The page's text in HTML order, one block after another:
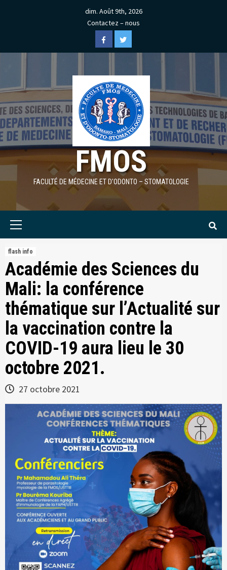
dim. Août 9th, 2026
Contactez – nous
FacebookTwitter
FMOS
FACULTÉ DE MÉDECINE ET D'ODONTO – STOMATOLOGIE
flash info
Académie des Sciences du
Mali: la conférence
thématique sur l’Actualité sur
la vaccination contre la
COVID-19 aura lieu le 30
octobre 2021.
27 octobre 2021